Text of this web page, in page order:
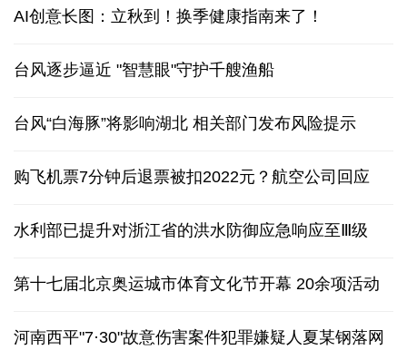
AI创意长图：立秋到！换季健康指南来了！
台风逐步逼近 "智慧眼"守护千艘渔船
台风“白海豚”将影响湖北 相关部门发布风险提示
购飞机票7分钟后退票被扣2022元？航空公司回应
水利部已提升对浙江省的洪水防御应急响应至Ⅲ级
第十七届北京奥运城市体育文化节开幕 20余项活动
河南西平"7·30"故意伤害案件犯罪嫌疑人夏某钢落网